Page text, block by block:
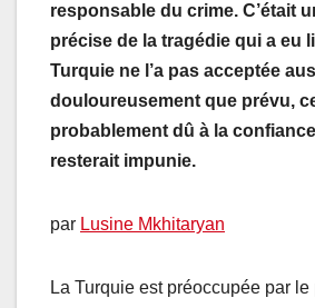
responsable du crime. C’était
précise de la tragédie qui a eu
Turquie ne l’a pas acceptée
douloureusement que prévu,
probablement dû à la
resterait impunie.
par Lusine Mkhitaryan
La Turquie est préoccupée par le